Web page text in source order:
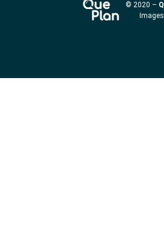
© 2020 –